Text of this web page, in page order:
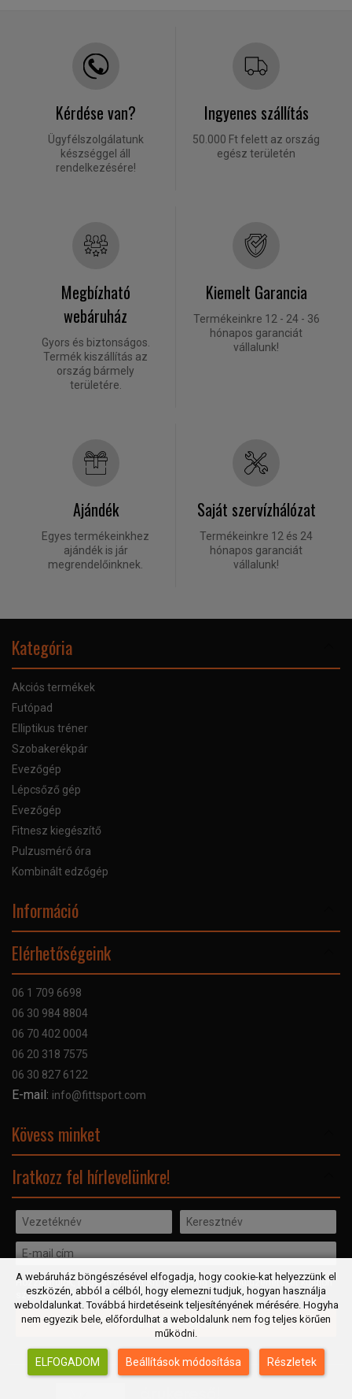
Kérdése van?
Ügyfélszolgálatunk
készséggel áll
rendelkezésére!
Ingyenes szállítás
50.000 Ft felett az ország
egész területén
Megbízható
webáruház
Gyors és biztonságos.
Termék kiszállítás az
ország bármely
területére.
Kiemelt Garancia
Termékeinkre 12 - 24 - 36
hónapos garanciát
vállalunk!
Ajándék
Egyes termékeinkhez
ajándék is jár
megrendelőinknek.
Saját szervízhálózat
Termékeinkre 12 és 24
hónapos garanciát
vállalunk!
Kategória
Akciós termékek
Futópad
Elliptikus tréner
Szobakerékpár
Evezőgép
Lépcsőző gép
Evezőgép
Fitnesz kiegészítő
Pulzusmérő óra
Kombinált edzőgép
Információ
Bankkártyás fizetés
Adatvédelmi nyilatkozat
Elérhetőségeink
06 1 709 6698
06 30 984 8804
06 70 402 0004
06 20 318 7575
06 30 827 6122
E-mail: info@fittsport.com
Kövess minket
Iratkozz fel hírlevelünkre!
Hozzájárulok, hogy a Fittsport Kft. marketing tartalmú üzeneteket küldjön
számomra. A feliratkozással elfogadom azAdatvédelmi Nyilatkozatot.
FELIRATKOZOM
A webáruház böngészésével elfogadja, hogy cookie-kat helyezzünk el
eszközén, abból a célból, hogy elemezni tudjuk, hogyan használja
weboldalunkat. Továbbá hirdetéseink teljesítényének mérésére. Hogyha
nem egyezik bele, előfordulhat a weboldalunk nem fog teljes körűen
működni.
ELFOGADOM Beállítások módosítása Részletek